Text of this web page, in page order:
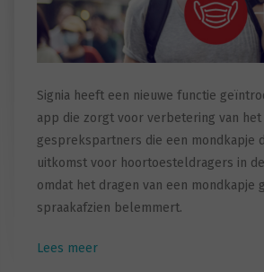
Signia heeft een nieuwe functie
app die zorgt voor verbetering van het
gesprekspartners die een mondkapje
uitkomst voor hoortoesteldragers in
omdat het dragen van een mondkapje
spraakafzien belemmert.
Lees meer